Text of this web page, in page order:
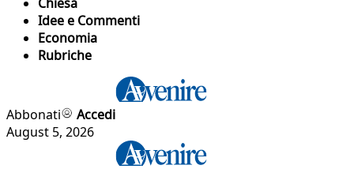
Idee e Commenti
Economia
Rubriche
Abbonati
Accedi
August 5, 2026